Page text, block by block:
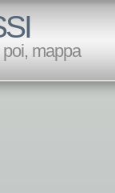
mappa